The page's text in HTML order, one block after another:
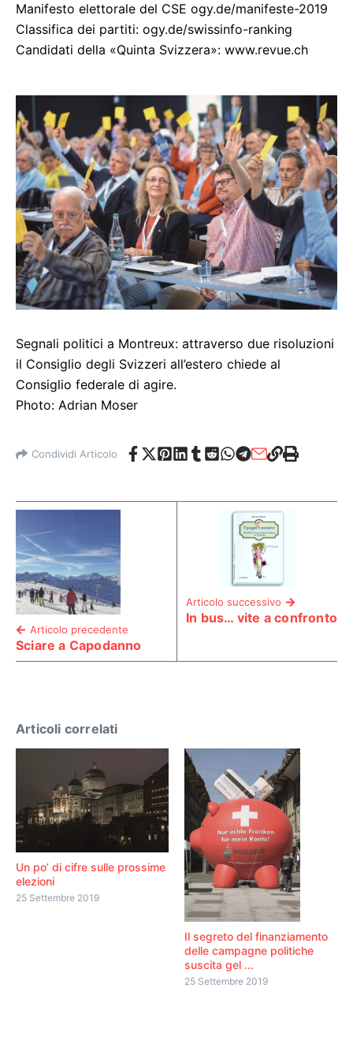
Manifesto elettorale del CSE ogy.de/manifeste-2019
Classifica dei partiti: ogy.de/swissinfo-ranking
Candidati della «Quinta Svizzera»: www.revue.ch
Segnali politici a Montreux: attraverso due risoluzioni
il Consiglio degli Svizzeri all’estero chiede al
Consiglio federale di agire.
Photo: Adrian Moser
Condividi Articolo
Articolo precedente
Sciare a Capodanno
Articolo successivo
In bus… vite a confronto
Articoli correlati
Un po’ di cifre sulle prossime
elezioni
25 Settembre 2019
Il segreto del finanziamento
delle campagne politiche
suscita gel ...
25 Settembre 2019